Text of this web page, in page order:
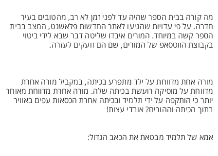
מה קורה בבית הספר שהיה עד לפני זמן לא רב, מהטובים בעיר
חדרה. על פי עדויות שהגיעו לאתר החדשות פלאשנט, המצב בבית
הספר קשה במיוחד. המורים איבדו שליטה דבר שבא לידי ביטוי
בקבוצת הווטסאפ של המורים, שם הם זועקים לעזרה.
מורה אחת מדווחת על ילד מתפרע בכיתה, במקביל מורה אחרת
מדווחת על מוסיקה רועשת בכיתה שלה. מורה אחרת מדווחת מאוחר
יותר כי הותקפה על ידי תלמיד ובכיתה אחרת הכסאות עפים באוויר
בתוך הכיתה וההורים? אובדי עצות!
אמא של תלמיד מבטאת את הכאב הגדול: